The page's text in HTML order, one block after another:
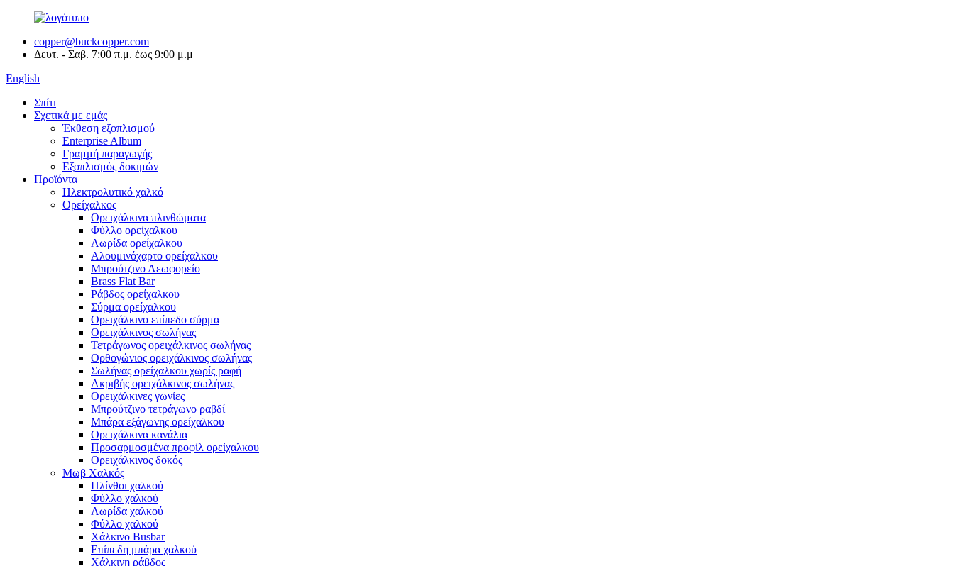
copper@buckcopper.com
Δευτ. - Σαβ. 7:00 π.μ. έως 9:00 μ.μ
English
Σπίτι
Σχετικά με εμάς
Έκθεση εξοπλισμού
Enterprise Album
Γραμμή παραγωγής
Εξοπλισμός δοκιμών
Προϊόντα
Ηλεκτρολυτικό χαλκό
Ορείχαλκος
Ορειχάλκινα πλινθώματα
Φύλλο ορείχαλκου
Λωρίδα ορείχαλκου
Αλουμινόχαρτο ορείχαλκου
Μπρούτζινο Λεωφορείο
Brass Flat Bar
Ράβδος ορείχαλκου
Σύρμα ορείχαλκου
Ορειχάλκινο επίπεδο σύρμα
Ορειχάλκινος σωλήνας
Τετράγωνος ορειχάλκινος σωλήνας
Ορθογώνιος ορειχάλκινος σωλήνας
Σωλήνας ορείχαλκου χωρίς ραφή
Ακριβής ορειχάλκινος σωλήνας
Ορειχάλκινες γωνίες
Μπρούτζινο τετράγωνο ραβδί
Μπάρα εξάγωνης ορείχαλκου
Ορειχάλκινα κανάλια
Προσαρμοσμένα προφίλ ορείχαλκου
Ορειχάλκινος δοκός
Μωβ Χαλκός
Πλίνθοι χαλκού
Φύλλο χαλκού
Λωρίδα χαλκού
Φύλλο χαλκού
Χάλκινο Busbar
Επίπεδη μπάρα χαλκού
Χάλκινη ράβδος